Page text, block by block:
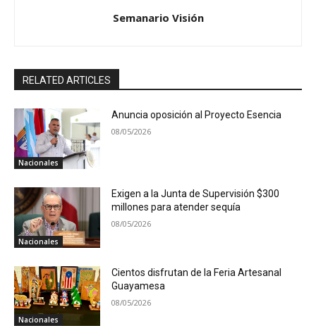
Semanario Visión
RELATED ARTICLES
Nacionales
Anuncia oposición al Proyecto Esencia
08/05/2026
Nacionales
Exigen a la Junta de Supervisión $300
millones para atender sequía
08/05/2026
Nacionales
Cientos disfrutan de la Feria Artesanal
Guayamesa
08/05/2026